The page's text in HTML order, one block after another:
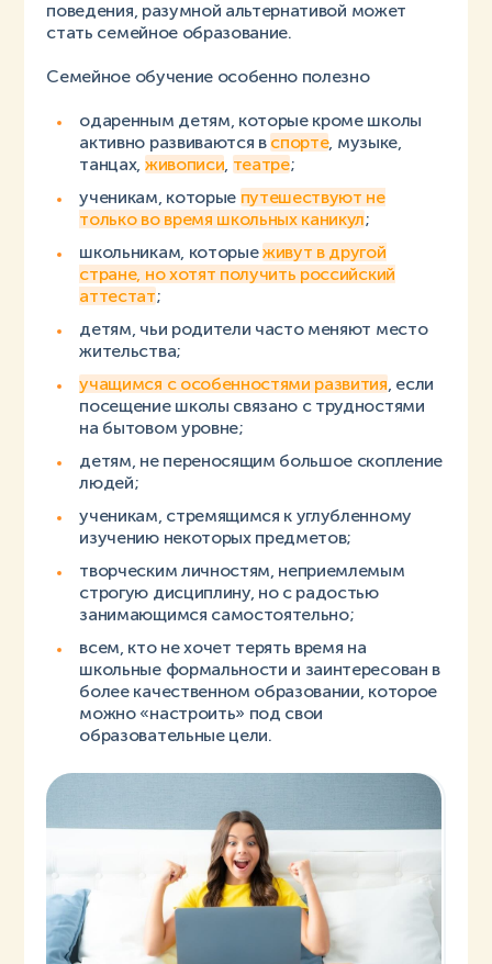
поведения, разумной альтернативой может
стать семейное образование.
Семейное обучение особенно полезно
одаренным детям, которые кроме школы
активно развиваются в спорте, музыке,
танцах, живописи театре;
ученикам, которые путешествуют не
только во время школьных каникул;
школьникам, которыеживут в другой
стране, но хотят получить российский
аттестат;
детям, чьи родители часто меняют место
жительства;
учащимся с особенностями развития , если
посещение школы связано с трудностями
на бытовом уровне;
детям, не переносящим большое скопление
людей;
ученикам, стремящимся к углубленному
изучению некоторых предметов;
творческим личностям, неприемлемым
строгую дисциплину, но с радостью
занимающимся самостоятельно;
всем, кто не хочет терять время на
школьные формальности и заинтересован в
более качественном образовании, которое
можно «настроить» под свои
образовательные цели.